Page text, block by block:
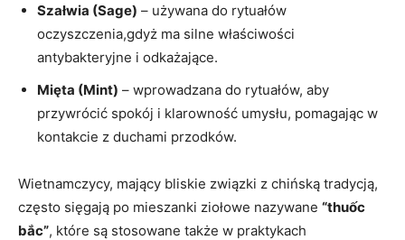
Szałwia ​(Sage) – ‌używana do rytuałów
oczyszczenia,gdyż ma silne właściwości
antybakteryjne i odkażające.
Mięta (Mint) – wprowadzana do⁢ rytuałów, aby
przywrócić ⁢spokój i klarowność ​umysłu, pomagając w
kontakcie z duchami ‍przodków.
Wietnamczycy, mający bliskie związki ⁤z chińską tradycją,
często sięgają po mieszanki ziołowe nazywane “thuốc
bắc”, które są stosowane także w praktykach